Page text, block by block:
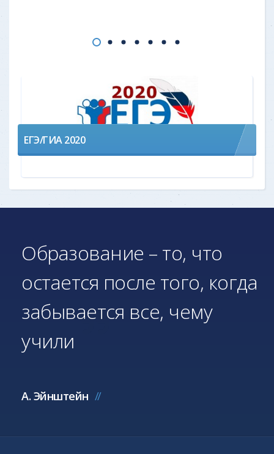
ЕГЭ/ГИА 2020
Образование – то, что
остается после того, когда
забывается все, чему
учили
А. Эйнштейн